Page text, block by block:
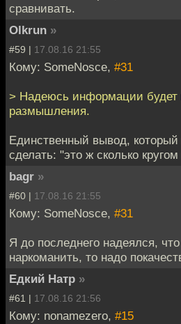
сравнивать.
Olkrun »
#59 | 17.08.16 21:55
Кому: SomeNosce, #31
> Надеюсь информации будет
размышления.
Единственный вывод,
сделать: "это ж сколько
bagr »
#60 | 17.08.16 21:55
Кому: SomeNosce, #31
Я до последнего надеялся,
наркоманить, то надо
Едкий Натр »
#61 | 17.08.16 21:56
Кому: nonamezero, #15